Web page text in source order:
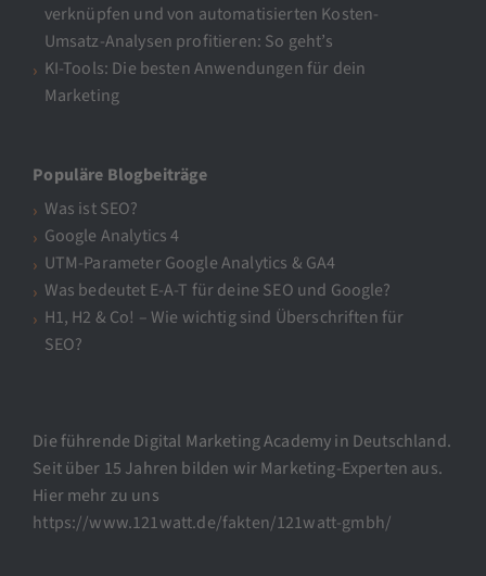
verknüpfen und von automatisierten Kosten-
Umsatz-Analysen profitieren: So geht’s
KI-Tools: Die besten Anwendungen für dein
Marketing
Populäre Blogbeiträge
Was ist SEO?
Google Analytics 4
UTM-Parameter Google Analytics & GA4
Was bedeutet E-A-T für deine SEO und Google?
H1, H2 & Co! – Wie wichtig sind Überschriften für
SEO?
Die führende Digital Marketing Academy in Deutschland.
Seit über 15 Jahren bilden wir Marketing-Experten aus.
Hier mehr zu uns
https://www.121watt.de/fakten/121watt-gmbh/